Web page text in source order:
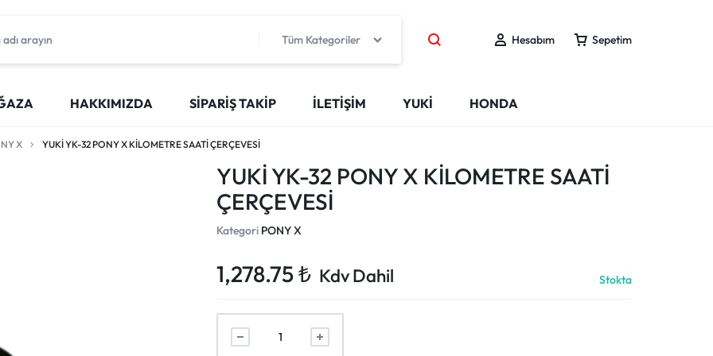
Tüm Kategoriler Hesabım Sepetim
HAKKIMIZDA SIPARIŞ TAKIP İLETIŞIM YUKİ HONDA
X YUKİ YK-32 PONY X KİLOMETRE SAATİ ÇERÇEVESİ
YUKİ YK-32 PONY X KİLOMETRE SAATİ
ÇERÇEVESİ
Kategori PONY X
1,278.75₺ Kdv Dahil Stokta